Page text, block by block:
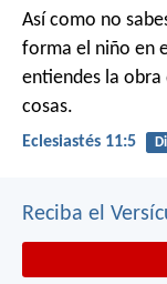
Así como no
forma el niño en
entiendes la obra
cosas.
Eclesiastés 11:5
Reciba el